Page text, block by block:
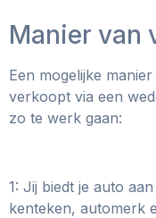
Manier van
Een mogelijke
verkoopt via een
zo te werk gaan:
1: Jij biedt je auto
kenteken, automerk